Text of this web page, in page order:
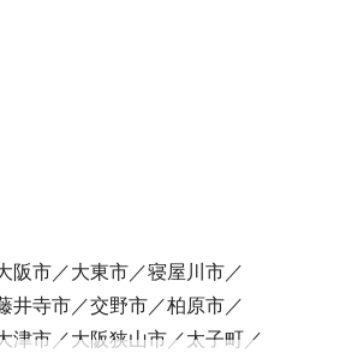
できます。
をさせていただきます。
阪市 大東市
寝屋川市
井寺市 交野市
柏原市
津市 大阪狭山市
太子町